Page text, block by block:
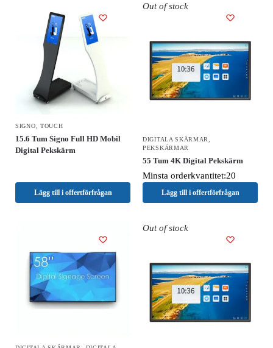
SIGNO TOUCH
15.6 Tum Signo Full HD Mobil
Digital Pekskärm
Lägg till i offertförfrågan
Out of stock
DIGITALA SKÄRMAR
PEKSKÄRMAR
55 Tum 4K Digital Pekskärm
Minsta orderkvantitet:20
Lägg till i offertförfrågan
Out of stock